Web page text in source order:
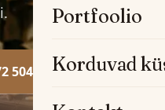
Portfoolio
Korduvad
504 9764